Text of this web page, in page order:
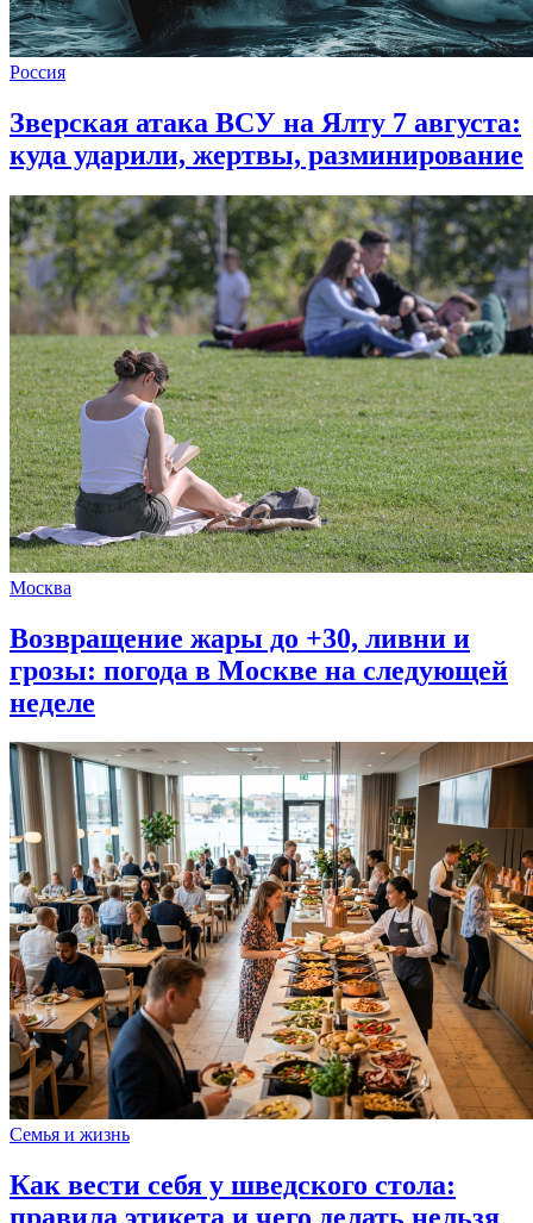
Россия
Зверская атака ВСУ на Ялту 7 августа:
куда ударили, жертвы, разминирование
Москва
Возвращение жары до +30, ливни и
грозы: погода в Москве на следующей
неделе
Семья и жизнь
Как вести себя у шведского стола: